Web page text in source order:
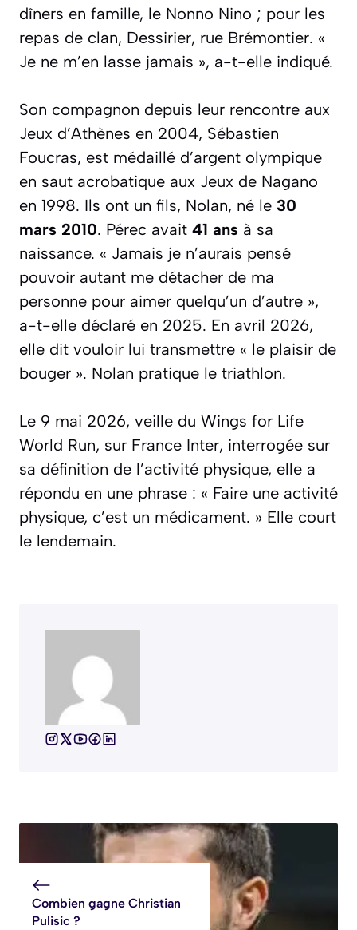
dîners en famille, le Nonno Nino ; pour les
repas de clan, Dessirier, rue Brémontier. «
Je ne m’en lasse jamais », a-t-elle indiqué.
Son compagnon depuis leur rencontre aux
Jeux d’Athènes en 2004, Sébastien
Foucras, est médaillé d’argent olympique
en saut acrobatique aux Jeux de Nagano
en 1998. Ils ont un fils, Nolan, né le 30
mars 2010. Pérec avait 41 ans à sa
naissance. « Jamais je n’aurais pensé
pouvoir autant me détacher de ma
personne pour aimer quelqu’un d’autre »,
a-t-elle déclaré en 2025. En avril 2026,
elle dit vouloir lui transmettre « le plaisir de
bouger ». Nolan pratique le triathlon.
Le 9 mai 2026, veille du Wings for Life
World Run, sur France Inter, interrogée sur
sa définition de l’activité physique, elle a
répondu en une phrase : « Faire une activité
physique, c’est un médicament. » Elle court
le lendemain.
Combien gagne Christian
Pulisic ?